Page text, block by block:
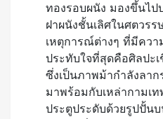
ทองรอบผนัง มองขึ้นไป
ฝาผนังชั้นเลิศในศตวรร
เหตุการณ์ต่างๆ ที่มีคว
ประทับใจที่สุดคือศิลปะ
ซึ่งเป็นภาพม้ากำลังลา
มาพร้อมกับเหล่ากามเ
ประตูประดับด้วยรูปปั้นบ